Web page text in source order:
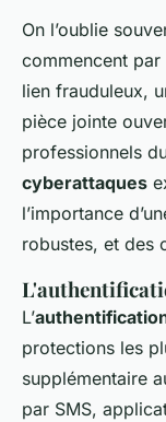
On l’oublie
commencent
lien frauduleux,
pièce jointe
professionnels
cyberattaques
l’importance
robustes, et des
L’
protections les
supplémentaire
par SMS,